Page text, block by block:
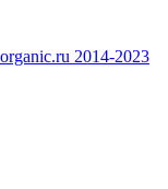
2014-2023